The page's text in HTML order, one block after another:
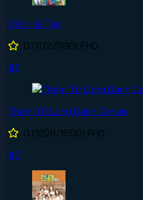
Đảo Hải Tặc
0 (1172/1190) FHD
#2
Thám Tử Lừng Danh Conan
0 (1209/1500) FHD
#3